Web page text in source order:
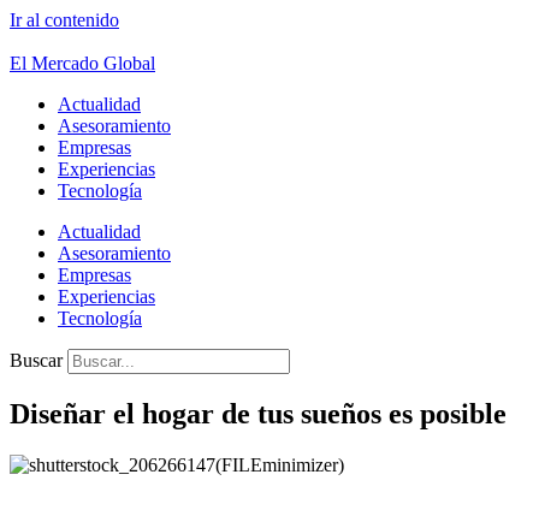
Ir al contenido
El Mercado Global
Actualidad
Asesoramiento
Empresas
Experiencias
Tecnología
Actualidad
Asesoramiento
Empresas
Experiencias
Tecnología
Buscar
Diseñar el hogar de tus sueños es posible